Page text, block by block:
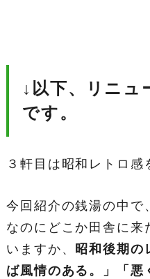
↓以下、リニュ
です。
３軒目は昭和レトロ感
今回紹介の銭湯の中で
なのにどこか田舎に来
いますか、 昭和後期の
ば風情のある。」「悪